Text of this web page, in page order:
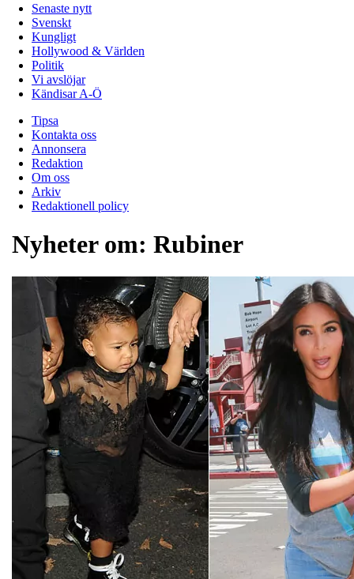
Senaste nytt
Svenskt
Kungligt
Hollywood & Världen
Politik
Vi avslöjar
Kändisar A-Ö
Tipsa
Kontakta oss
Annonsera
Redaktion
Om oss
Arkiv
Redaktionell policy
Nyheter om: Rubiner